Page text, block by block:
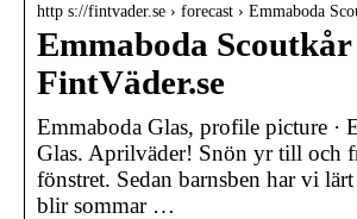
http s://fintvader.se › forecast › Emmaboda
Emmaboda Scoutkår
FintVäder.se
Emmaboda Glas, profile picture ·
Glas. Aprilväder! Snön yr till och
fönstret. Sedan barnsben har vi
blir sommar …